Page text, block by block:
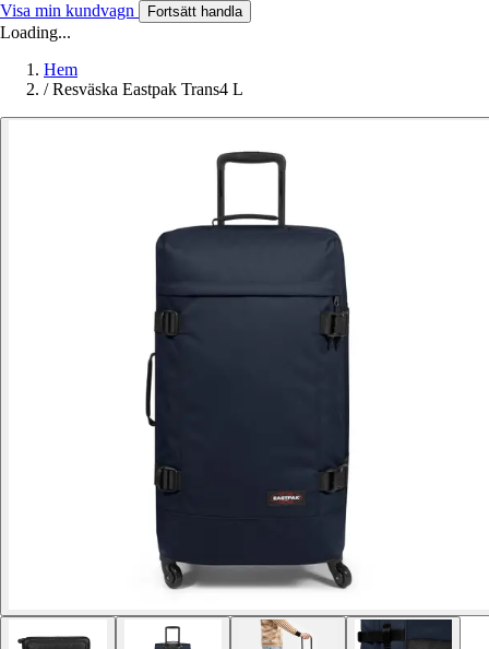
Visa min kundvagn Fortsätt handla
Loading...
Hem
/ Resväska Eastpak Trans4 L